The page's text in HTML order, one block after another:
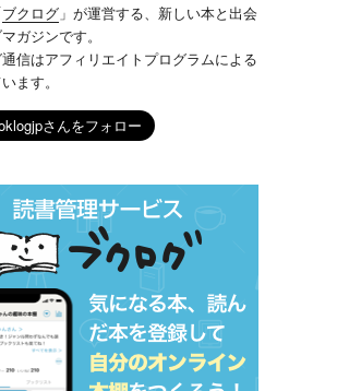
ブクログ 」が運営する、新しい本と出会
ガジンです。
信はアフィリエイトプログラムによる
ます。